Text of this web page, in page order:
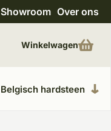
Showroom Over ons
Belgisch hardsteen
Winkelwagen